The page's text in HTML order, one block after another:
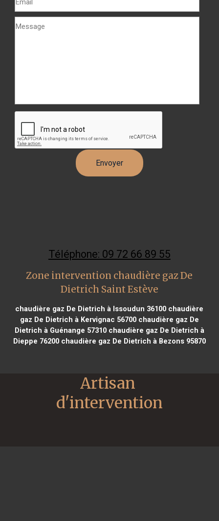
Téléphone: 09 72 66 89 55
Zone intervention chaudière gaz De
Dietrich Saint Estève
chaudière gaz De Dietrich à Issoudun 36100 chaudière
gaz De Dietrich à Kervignac 56700chaudière gaz De
Dietrich à Guénange 57310chaudière gaz De Dietrich à
Dieppe 76200chaudière gaz De Dietrich à Bezons 95870
Artisan
d'intervention